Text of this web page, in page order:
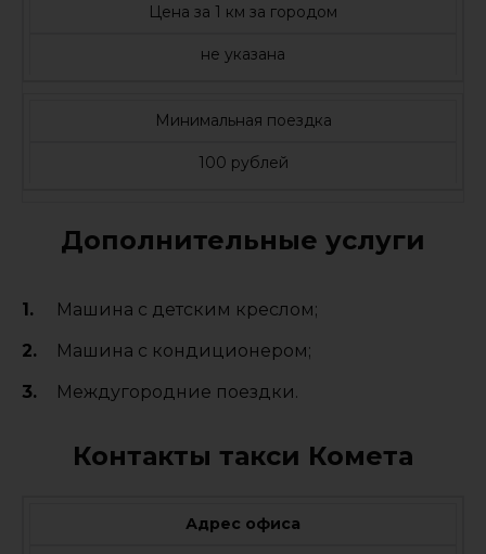
Цена за 1 км за городом
не указана
Минимальная поездка
100 рублей
Дополнительные услуги
Машина с детским креслом;
Машина с кондиционером;
Междугородние поездки.
Контакты такси Комета
Адрес офиса